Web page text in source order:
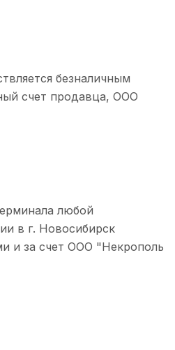
безналичным
счет продавца, ООО
любой
в г. Новосибирск
и за счет ООО "Некрополь